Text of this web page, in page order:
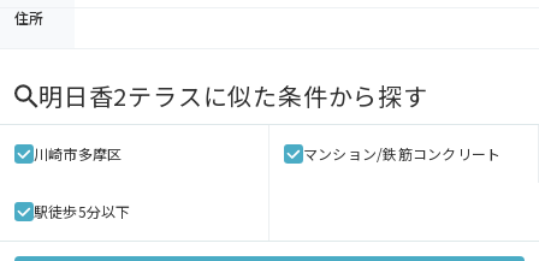
住所
明日香2テラスに似た条件から探す
川崎市多摩区 マンション/鉄筋コンクリート
駅徒歩5分以下